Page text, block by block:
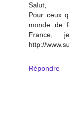
Salut,
Pour ceux
monde de
France,
http://
Répondre